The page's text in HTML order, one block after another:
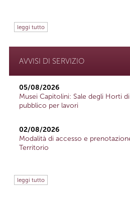
leggi tutto
AVVISI DI SERVIZIO
05/08/2026
Musei Capitolini: Sale degli Horti
pubblico per lavori
02/08/2026
Modalità di accesso e
Territorio
leggi tutto